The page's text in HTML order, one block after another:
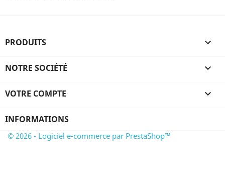
PRODUITS 
NOTRE SOCIÉTÉ 
VOTRE COMPTE 
INFORMATIONS
© 2026 - Logiciel e-commerce par PrestaShop™